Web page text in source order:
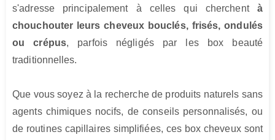
s'adresse principalement à celles qui cherchent à
chouchouter leurs cheveux bouclés, frisés, ondulés
ou crépus, parfois négligés par les box beauté
traditionnelles.
Que vous soyez à la recherche de produits naturels sans
agents chimiques nocifs, de conseils personnalisés, ou
de routines capillaires simplifiées, ces box cheveux sont